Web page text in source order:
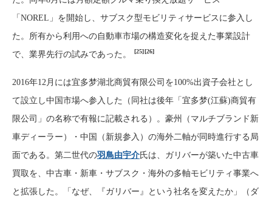
「NOREL」を開始し、サブスク型モビリティサービスに参入し
た。所有から利用への自動車市場の構造変化を捉えた事業設計
で、業界先行の試みであった。
[25][26]
2016年12月には宜多梦湖北商貿有限公司を100%出資子会社とし
て設立し中国市場へ参入した（同社は後年「宜多梦(江蘇)商貿有
限公司」の名称で有報に記載される）。豪州（マルチブランド新
車ディーラー）・中国（新規参入）の海外二軸が同時進行する局
面である。第二世代の羽鳥由宇介氏は、ガリバーが築いた中古車
買取を、中古車・新車・サブスク・海外の多軸モビリティ事業へ
と拡張した。「なぜ、『ガリバー』という社名を変えたか」（ダ